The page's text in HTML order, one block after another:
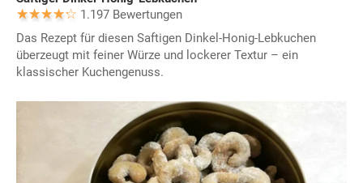
1.197 Bewertungen
Das Rezept für diesen Saftigen Dinkel-Honig-Lebkuchen
überzeugt mit feiner Würze und lockerer Textur – ein
klassischer Kuchengenuss.